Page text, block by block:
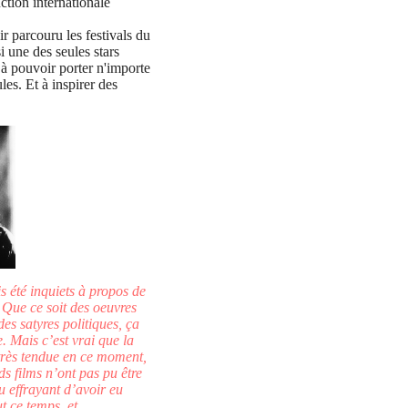
parcouru les festivals du
une des seules stars
pouvoir porter n'importe
Et à inspirer des
été inquiets à propos de
ce soit des oeuvres
satyres politiques, ça
Mais c’est vrai que la
tendue en ce moment,
films n’ont pas pu être
effrayant d’avoir eu